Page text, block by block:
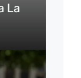
La